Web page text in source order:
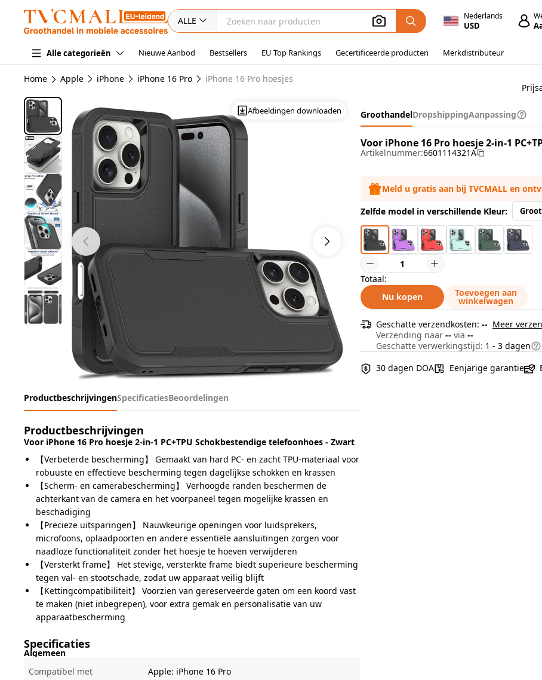
ALLE Nederlands
USD
Alle categorieën Nieuwe Aanbod Bestsellers EU Top Rankings Gecertificeerde producten Merkdistributeur
Home Apple iPhone iPhone 16 Pro iPhone 16 Pro hoesjes
Afbeeldingen downloaden
ProductbeschrijvingenSpecificatiesBeoordelingen
Productbeschrijvingen
Voor iPhone 16 Pro hoesje 2-in-1 PC+TPU Schokbestendige telefoonhoes - Zwart
【Verbeterde bescherming】 Gemaakt van hard PC- en zacht TPU-materiaal voor
robuuste en effectieve bescherming tegen dagelijkse schokken en krassen
【Scherm- en camerabescherming】 Verhoogde randen beschermen de
achterkant van de camera en het voorpaneel tegen mogelijke krassen en
beschadiging
【Precieze uitsparingen】 Nauwkeurige openingen voor luidsprekers,
microfoons, oplaadpoorten en andere essentiële aansluitingen zorgen voor
naadloze functionaliteit zonder het hoesje te hoeven verwijderen
【Versterkt frame】 Het stevige, versterkte frame biedt superieure bescherming
tegen val- en stootschade, zodat uw apparaat veilig blijft
【Kettingcompatibiliteit】 Voorzien van gereserveerde gaten om een koord vast
te maken (niet inbegrepen), voor extra gemak en personalisatie van uw
apparaatbescherming
Specificaties
Algemeen
Compatibel met
Apple: iPhone 16 Pro
GroothandelDropshippingAanpassing
Voor iPhone 16 Pro hoesje 2-in-1
Artikelnummer:6601114321A
Meld u gratis aan bij TVCMALL en
Zelfde model in verschillende Kleur:
Totaal:
Nu kopen
Toevoegen aan
winkelwagen
Geschatte verzendkosten: -- Meer
Verzending naar -- via --
Geschatte verwerkingstijd: 1 - 3 dagen
30 dagen DOA
Eenjarige garantie